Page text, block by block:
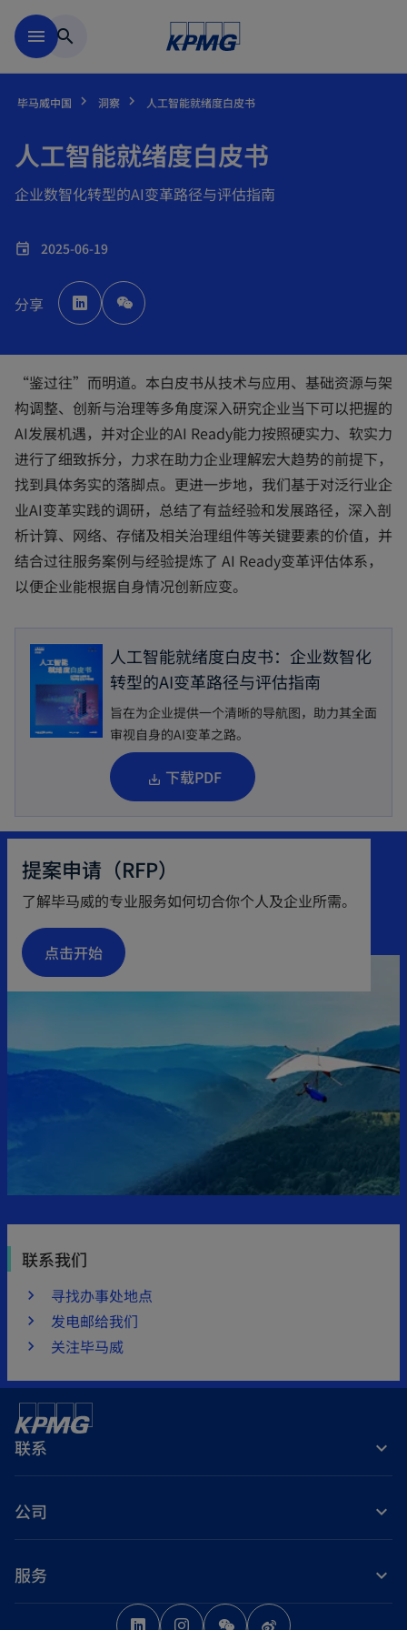
menu search
毕马威中国 洞察 人工智能就绪度白皮书
人工智能就绪度白皮书
企业数智化转型的AI变革路径与评估指南
event 2025-06-19
分享 p
e
n
e
w
t
a
b
“鉴过往”而明道。本白皮书从技术与应用、基础资源与架
构调整、创新与治理等多角度深入研究企业当下可以把握的
AI发展机遇，并对企业的AI Ready能力按照硬实力、软实力
进行了细致拆分，力求在助力企业理解宏大趋势的前提下，
找到具体务实的落脚点。更进一步地，我们基于对泛行业企
业AI变革实践的调研，总结了有益经验和发展路径，深入剖
析计算、网络、存储及相关治理组件等关键要素的价值，并
结合过往服务案例与经验提炼了 AI Ready变革评估体系，
以便企业能根据自身情况创新应变。
人工智能就绪度白皮书：企业数智化
转型的AI变革路径与评估指南
旨在为企业提供一个清晰的导航图，助力其全面
审视自身的AI变革之路。
下载PDF
o
p
e
i
提案申请（RFP）
了解毕马威的专业服务如何切合你个人及企业所需。
点击开始
联系我们
寻找办事处地点
发电邮给我们
关注毕马威
联系
公司
服务
o o o